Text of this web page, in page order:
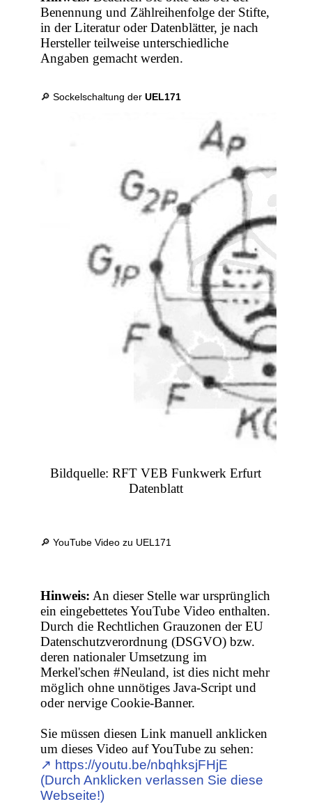
Benennung und Zählreihenfolge der Stifte,
in der Literatur oder Datenblätter, je nach
Hersteller teilweise unterschiedliche
Angaben gemacht werden.
🔎 Sockelschaltung derUEL171
Bildquelle: RFT VEB Funkwerk Erfurt
Datenblatt
🔎 YouTube Video zu UEL171
Hinweis: An dieser Stelle war ursprünglich
ein eingebettetes YouTube Video enthalten.
Durch die Rechtlichen Grauzonen der EU
Datenschutzverordnung (DSGVO) bzw.
deren nationaler Umsetzung im
Merkel'schen #Neuland, ist dies nicht mehr
möglich ohne unnötiges Java-Script und
oder nervige Cookie-Banner.
Sie müssen diesen Link manuell anklicken
um dieses Video auf YouTube zu sehen:
↗︎ https://youtu.be/nbqhksjFHjE
(Durch Anklicken verlassen Sie diese
Webseite!)